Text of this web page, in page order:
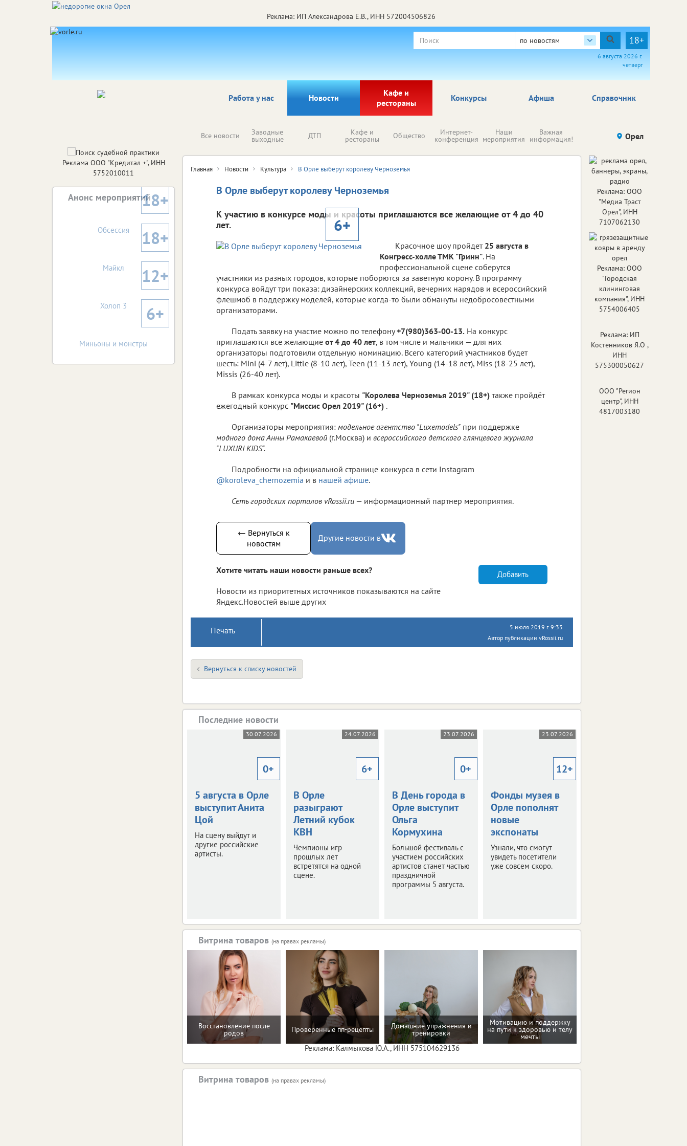
Реклама: ИП Александрова Е.В., ИНН 572004506826
по новостям 18+
6 августа 2026 г.
четверг
Работа у нас Новости
Кафе и
рестораны
Афиша Справочник
Конкурсы
Все новости Заводные
выходные ДТП Кафе и
рестораны Общество Интернет-
конференция
Наши
мероприятия
Важная
информация! Происшествия Здоровье
Орел
Главная Новости Культура В Орле выберут королеву Черноземья
В Орле выберут королеву Черноземья
К участию в конкурсе моды и красоты приглашаются все желающие от 4 до 40
лет.
6+
Красочное шоу пройдет 25 августа в
Конгресс-холле ТМК "Гринн". На
профессиональной сцене соберутся
участники из разных городов, которые поборются за заветную корону. В программу
конкурса войдут три показа: дизайнерских коллекций, вечерних нарядов и всероссийский
флешмоб в поддержку моделей, которые когда-то были обмануты недобросовестными
организаторами.
Подать заявку на участие можно по телефону+7(980)363-00-13. На конкурс
приглашаются все желающие от 4 до 40 лет, в том числе и мальчики — для них
организаторы подготовили отдельную номинацию. Всего категорий участников будет
шесть: Mini (4-7 лет), Little (8-10 лет), Teen (11-13 лет), Young (14-18 лет), Miss (18-25 лет),
Missis (26-40 лет).
В рамках конкурса моды и красоты "Королева Черноземья 2019" (18+) также пройдёт
ежегодный конкурс "Миссис Орел 2019" (16+) .
Организаторы мероприятия: модельное агентство "Luxemodels" при поддержке
модного дома Анны Рамакаевой (г.Москва) и всероссийского детского глянцевого журнала
"LUXURI KIDS".
Подробности на официальной странице конкурса в сети Instagram
@koroleva_chernozemia и в нашей афише.
Сеть городских порталов vRossii.ru — информационный партнер мероприятия.
← Вернуться к
новостям
Другие новости в
Хотите читать наши новости раньше всех?
Новости из приоритетных источников показываются на сайте
Яндекс.Новостей выше других
Добавить
Печать
5 июля 2019 г. 9:33
Автор публикации vRossii.ru
Вернуться к списку новостей
Последние новости
30.07.2026
0+
5 августа в Орле
выступит Анита
Цой
На сцену выйдут и
другие российские
артисты.
24.07.2026
6+
В Орле
разыграют
Летний кубок
КВН
Чемпионы игр
прошлых лет
встретятся на одной
сцене.
23.07.2026
0+
В День города в
Орле выступит
Ольга
Кормухина
Большой фестиваль с
участием российских
артистов станет частью
праздничной
программы 5 августа.
23.07.2026
12+
Фонды музея в
Орле пополнят
новые
экспонаты
Узнали, что смогут
увидеть посетители
уже совсем скоро.
Витрина товаров (на правах рекламы)
Восстановление после
родов Проверенные пп-рецепты Домашние упражнения и
тренировки
Мотивацию и поддержку
на пути к здоровью и телу
мечты
Реклама: Калмыкова Ю.А., ИНН 575104629136
Витрина товаров (на правах рекламы)
Реклама ООО "Кредитал +", ИНН
5752010011
Анонс мероприятий18+
Обсессия 18+
Майкл 12+
Холоп 3 6+
Миньоны и монстры
Реклама: ООО
"Медиа Траст
Орёл", ИНН
7107062130
Реклама: ООО
"Городская
клининговая
компания", ИНН
5754006405
Реклама: ИП
Костенников Я.О ,
ИНН
575300050627
ООО "Регион
центр", ИНН
4817003180